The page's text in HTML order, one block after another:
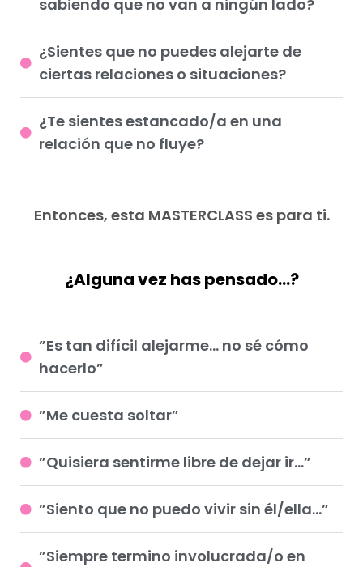
sabiendo que no van a ningún lado?
¿Sientes que no puedes alejarte de
ciertas relaciones o situaciones?
¿Te sientes estancado/a en una
relación que no fluye?
Entonces, esta MASTERCLASS es para ti.
¿Alguna vez has pensado…?
”Es tan difícil alejarme… no sé cómo
hacerlo”⁠
”Me cuesta soltar”⁠
”Quisiera sentirme libre de dejar ir…”⁠
”Siento que no puedo vivir sin él/ella…”⁠
”Siempre termino involucrada/o en